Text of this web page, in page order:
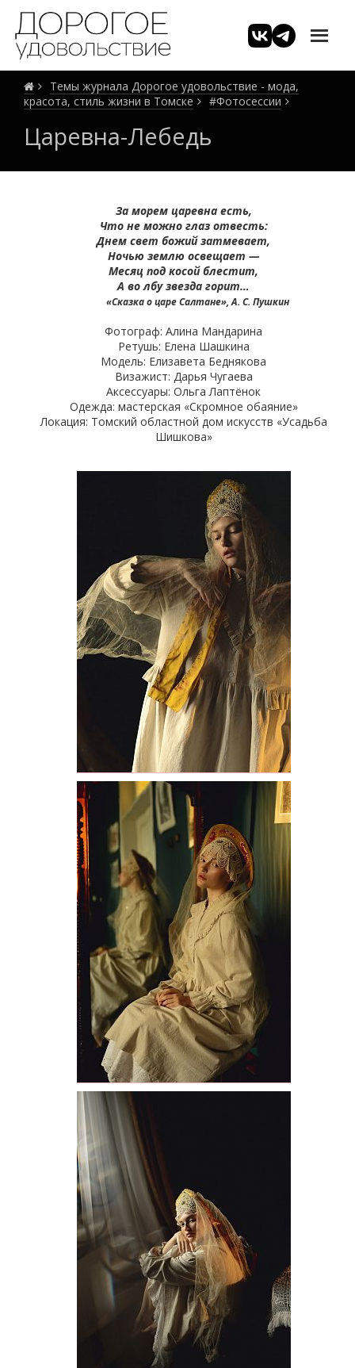
Темы журнала Дорогое удовольствие - мода,
красота, стиль жизни в Томске
#Фотосессии
Царевна-Лебедь
За морем царевна есть,
Что не можно глаз отвесть:
Днем свет божий затмевает,
Ночью землю освещает —
Месяц под косой блестит,
А во лбу звезда горит…
«Сказка о царе Салтане», А. С. Пушкин
Фотограф: Алина Мандарина
Ретушь: Елена Шашкина
Модель: Елизавета Беднякова
Визажист: Дарья Чугаева
Аксессуары: Ольга Лаптёнок
Одежда: мастерская «Скромное обаяние»
Локация: Томский областной дом искусств «Усадьба
Шишкова»